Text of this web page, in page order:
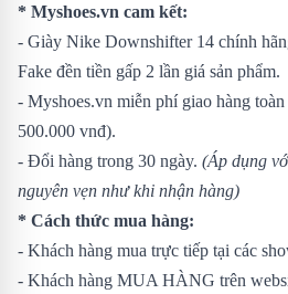
* Myshoes.vn cam kết:
- Giày Nike Downshifter 14 chính
Fake đền tiền gấp 2 lần giá sản phẩm.
- Myshoes.vn miễn phí giao hàng
500.000 vnđ).
- Đổi hàng trong 30 ngày. (Áp dụng
nguyên vẹn như khi nhận hàng)
* Cách thức mua hàng:
- Khách hàng mua trực tiếp tại các
- Khách hàng MUA HÀNG trên